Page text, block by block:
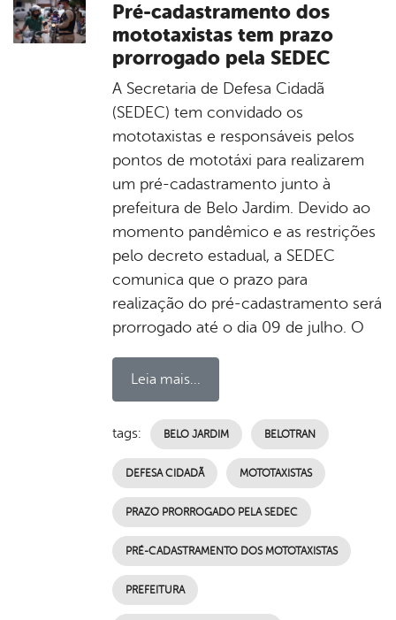
Pré-cadastramento dos
mototaxistas tem prazo
prorrogado pela SEDEC
A Secretaria de Defesa Cidadã
(SEDEC) tem convidado os
mototaxistas e responsáveis pelos
pontos de mototáxi para realizarem
um pré-cadastramento junto à
prefeitura de Belo Jardim. Devido ao
momento pandêmico e as restrições
pelo decreto estadual, a SEDEC
comunica que o prazo para
realização do pré-cadastramento será
prorrogado até o dia 09 de julho. O
Leia mais...
tags: BELO JARDIM BELOTRAN
DEFESA CIDADÃ MOTOTAXISTAS
PRAZO PRORROGADO PELA SEDEC
PRÉ-CADASTRAMENTO DOS MOTOTAXISTAS
PREFEITURA